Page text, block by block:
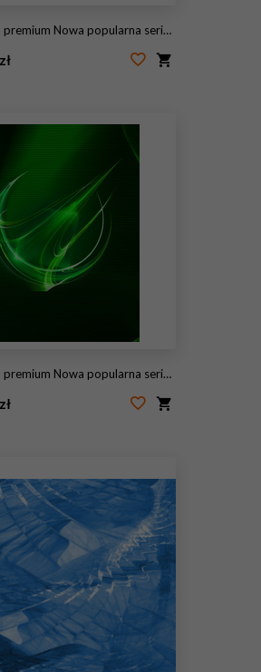
Nowa popularna seria. Nice Design
Nowa popularna seria. Nice Design